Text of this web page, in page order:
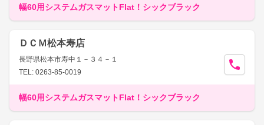
幅60用システムガスマットFlat！シックブラック
ＤＣＭ松本寿店
長野県松本市寿中１－３４－１
TEL: 0263-85-0019
幅60用システムガスマットFlat！シックブラック